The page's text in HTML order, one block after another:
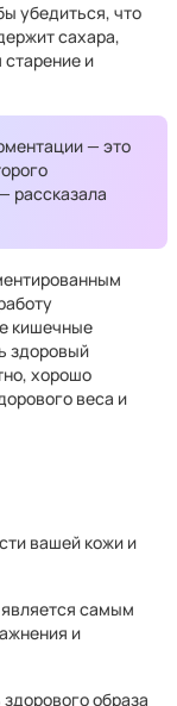
убедиться, что
сахара,
старение и
— это
рассказала
кишечные
здоровый
хорошо
веса и
вашей кожи и
самым
и
образа